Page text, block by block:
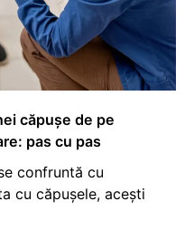
căpușe de pe
pas cu pas
confruntă cu
cu căpușele, acești